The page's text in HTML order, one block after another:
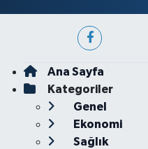
Ana Sayfa
Kategoriler
Genel
Ekonomi
Sağlık